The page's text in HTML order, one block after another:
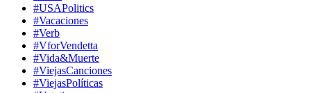
#USAPolitics
#Vacaciones
#Verb
#VforVendetta
#Vida&Muerte
#ViejasCanciones
#ViejasPolíticas